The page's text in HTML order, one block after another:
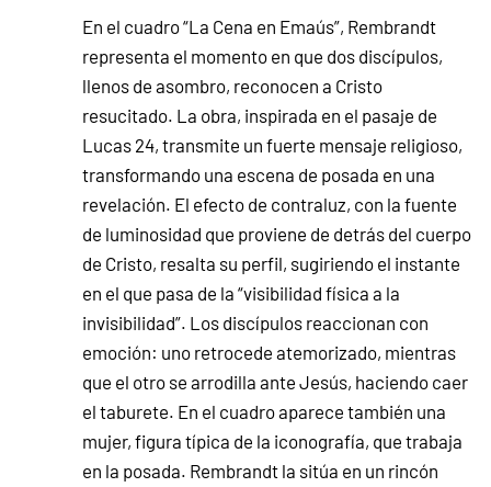
En el cuadro “La Cena en Emaús”, Rembrandt
representa el momento en que dos discípulos,
llenos de asombro, reconocen a Cristo
resucitado. La obra, inspirada en el pasaje de
Lucas 24, transmite un fuerte mensaje religioso,
transformando una escena de posada en una
revelación. El efecto de contraluz, con la fuente
de luminosidad que proviene de detrás del cuerpo
de Cristo, resalta su perfil, sugiriendo el instante
en el que pasa de la “visibilidad física a la
invisibilidad”. Los discípulos reaccionan con
emoción: uno retrocede atemorizado, mientras
que el otro se arrodilla ante Jesús, haciendo caer
el taburete. En el cuadro aparece también una
mujer, figura típica de la iconografía, que trabaja
en la posada. Rembrandt la sitúa en un rincón